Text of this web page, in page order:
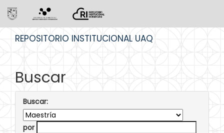
REPOSITORIO INSTITUCIONAL UAQ
Buscar
Buscar:
por